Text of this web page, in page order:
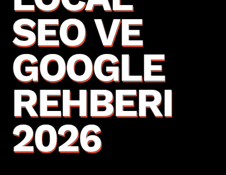
SEO VE
GOOGLE
REHBERI
2026